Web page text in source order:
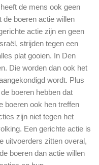
de mens ook geen
de boeren actie willen
actie zijn en geen
strijden tegen een
plat gooien. In Den
Die worden dan ook het
wordt. Plus
boeren hebben dat
boeren ook hen treffen
zijn niet tegen het
Een gerichte actie is
uitvoerders zitten overal,
boeren dan actie willen